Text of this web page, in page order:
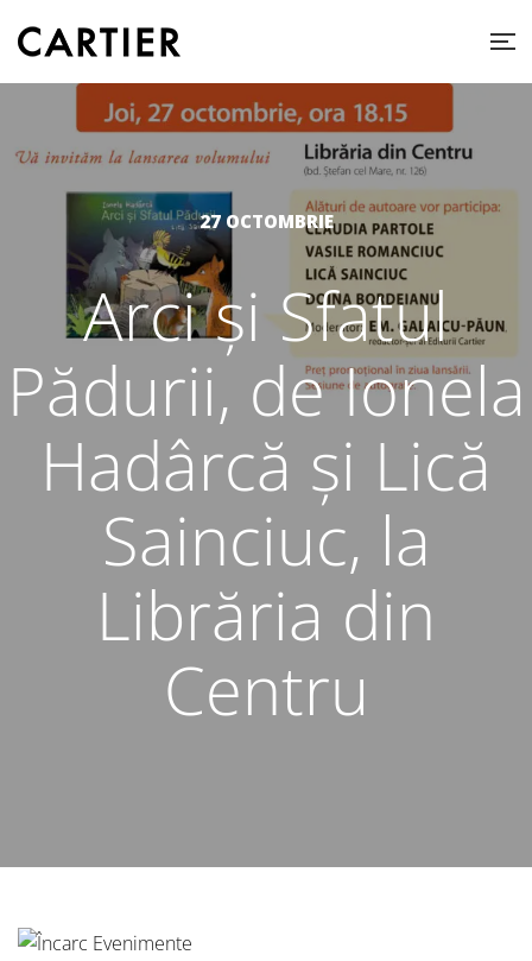
27 OCTOMBRIE
Arci și Sfatul
Pădurii, de Ionela
Hadârcă și Lică
Sainciuc, la
Librăria din
Centru